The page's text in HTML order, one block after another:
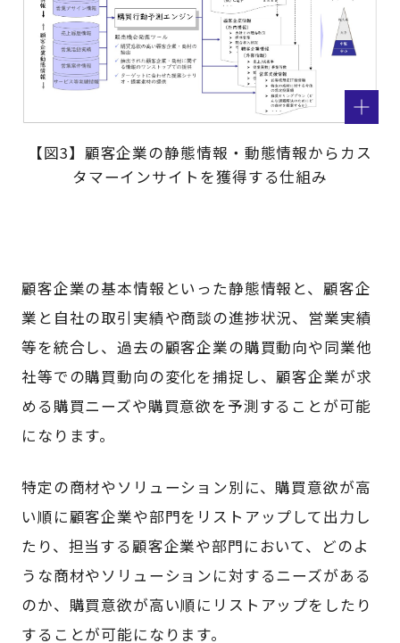
【図3】顧客企業の静態情報・動態情報からカス
タマーインサイトを獲得する仕組み
顧客企業の基本情報といった静態情報と、顧客企
業と自社の取引実績や商談の進捗状況、営業実績
等を統合し、過去の顧客企業の購買動向や同業他
社等での購買動向の変化を捕捉し、顧客企業が求
める購買ニーズや購買意欲を予測することが可能
になります。
特定の商材やソリューション別に、購買意欲が高
い順に顧客企業や部門をリストアップして出力し
たり、担当する顧客企業や部門において、どのよ
うな商材やソリューションに対するニーズがある
のか、購買意欲が高い順にリストアップをしたり
することが可能になります。